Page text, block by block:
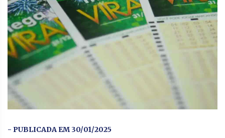
- PUBLICADA EM 30/01/2025